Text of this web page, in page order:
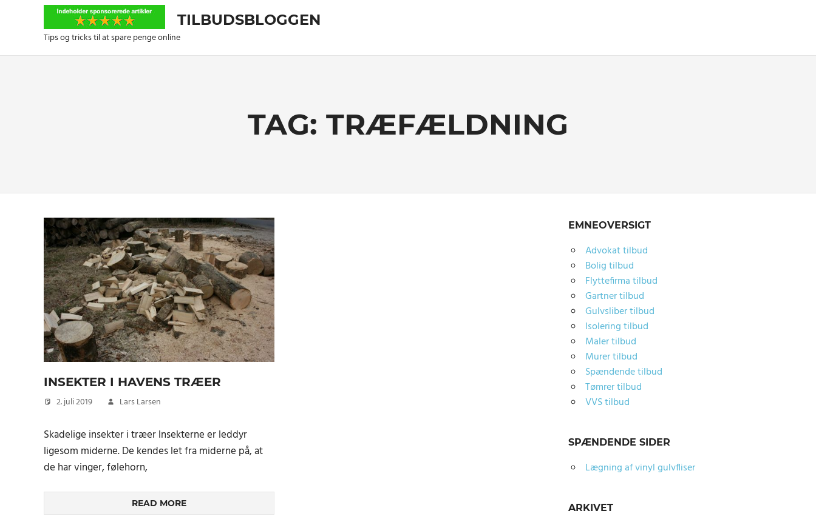
TILBUDSBLOGGEN
Tips og tricks til at spare penge online
TAG: TRÆFÆLDNING
INSEKTER I HAVENS TRÆER
2. juli 2019 Lars Larsen
Skadelige insekter i træer lnsekterne er leddyr
ligesom miderne. De kendes let fra miderne på, at
de har vinger, følehorn,
READ MORE
EMNEOVERSIGT
Advokat tilbud
Bolig tilbud
Flyttefirma tilbud
Gartner tilbud
Gulvsliber tilbud
Isolering tilbud
Maler tilbud
Murer tilbud
Spændende tilbud
Tømrer tilbud
VVS tilbud
SPÆNDENDE SIDER
Lægning af vinyl gulvfliser
ARKIVET